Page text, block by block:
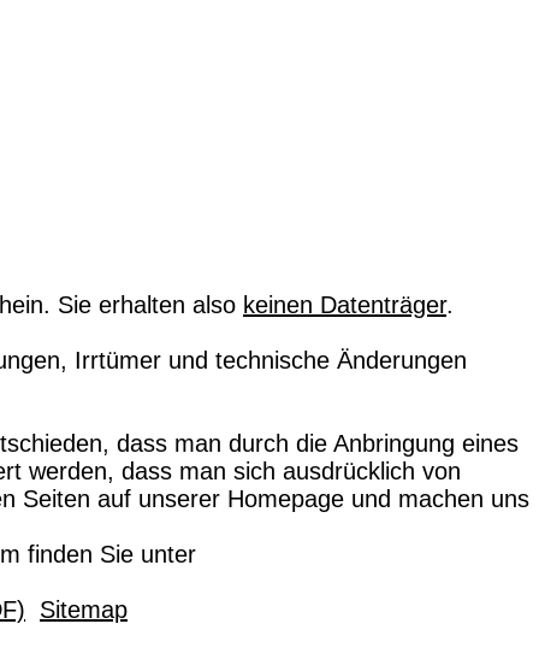
Sie erhalten also keinen Datenträger.
Irrtümer und technische Änderungen
dass man durch die Anbringung eines
werden, dass man sich ausdrücklich von
Seiten auf unserer Homepage und machen uns
finden Sie unter
Sitemap